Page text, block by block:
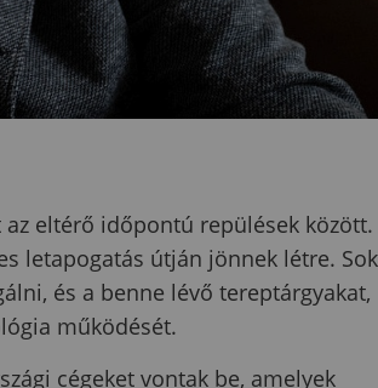
eltérő időpontú repülések között.
letapogatás útján jönnek létre. Sok
és a benne lévő tereptárgyakat,
működését.
cégeket vontak be, amelyek